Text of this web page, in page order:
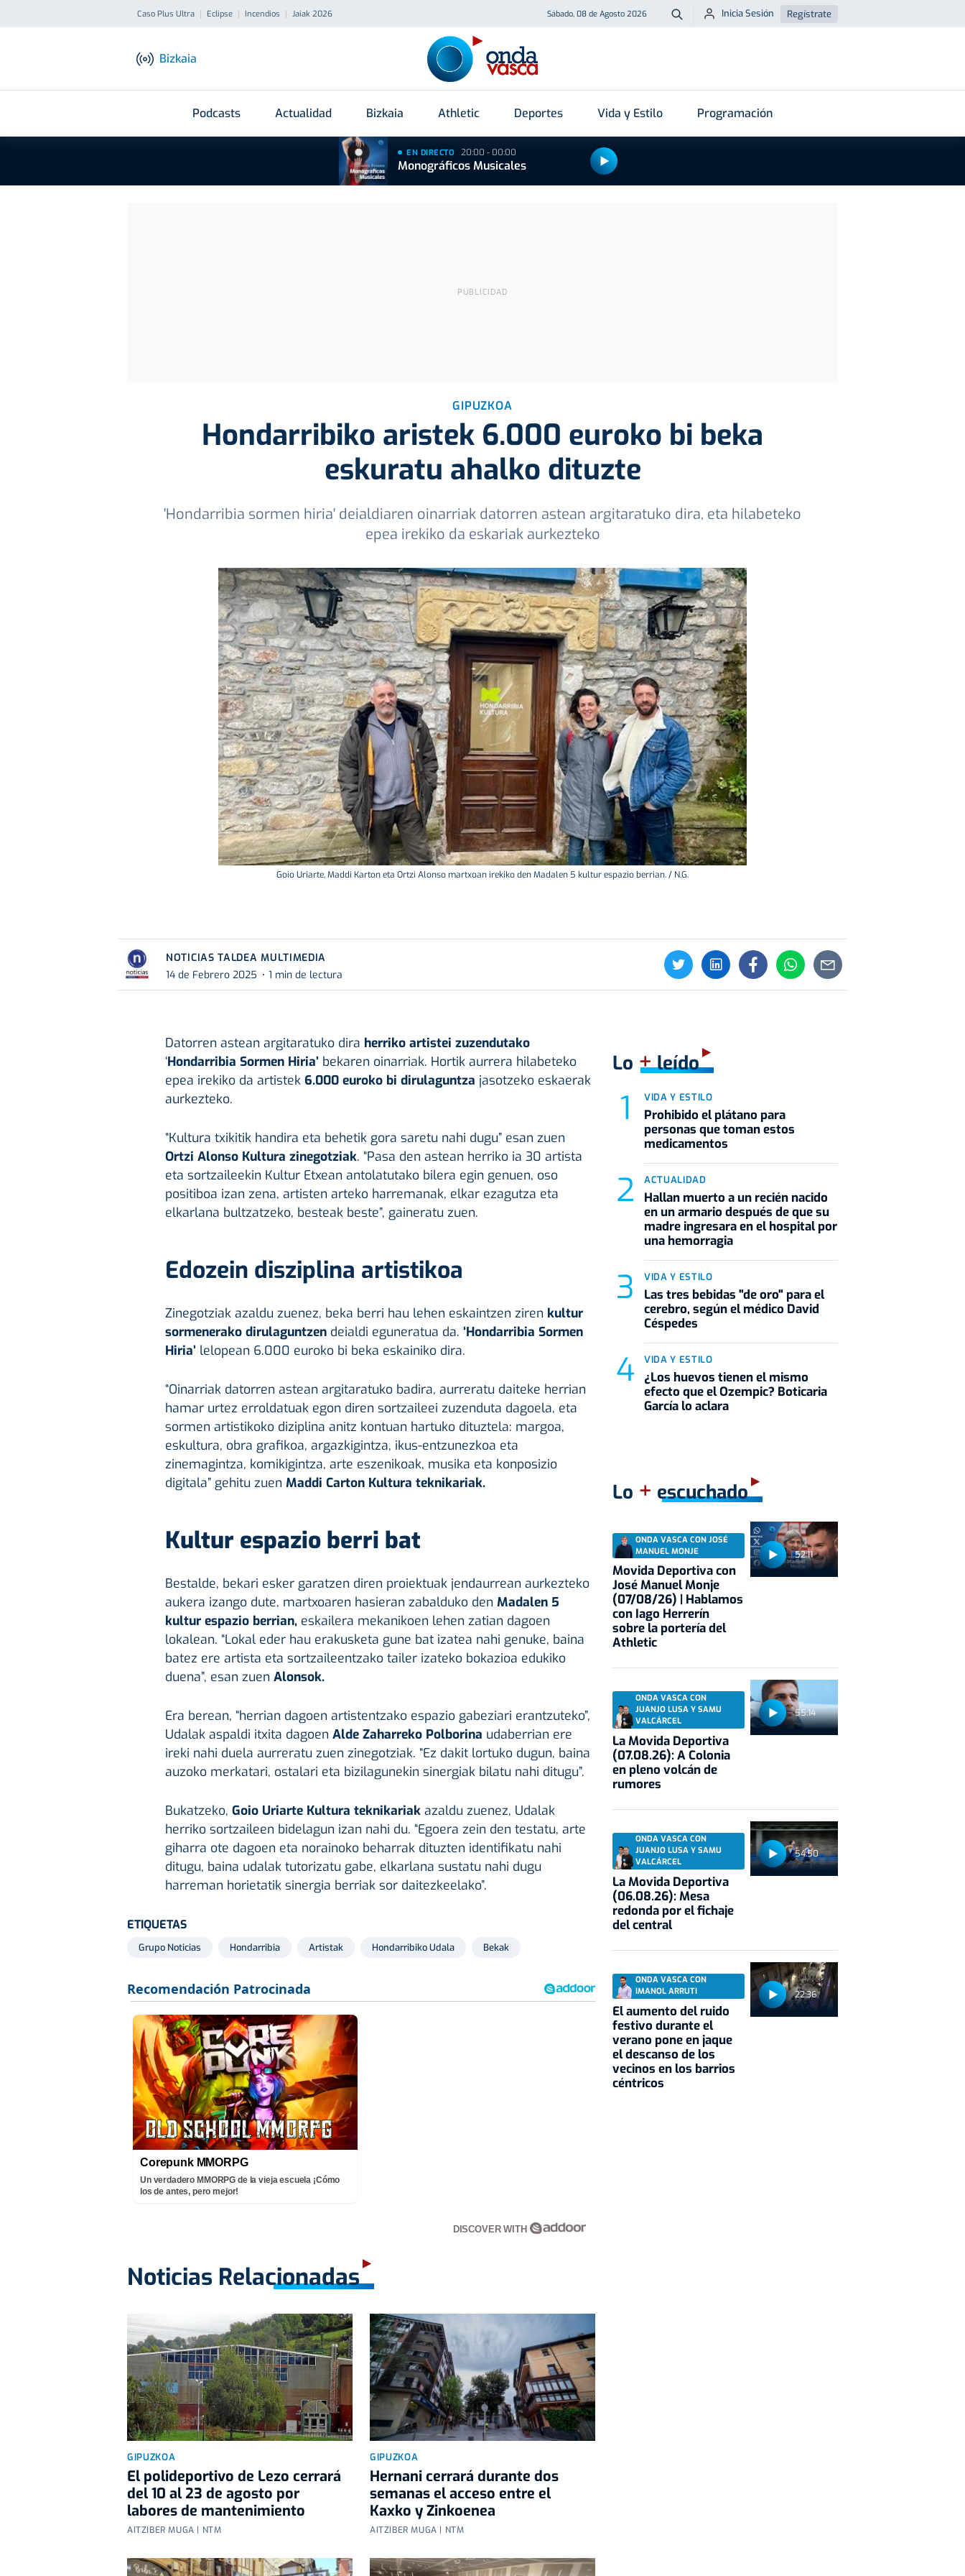
Caso Plus Ultra Eclipse Incendios Jaiak 2026 Sábado, 08 de Agosto 2026 Buscar
Inicia Sesión Regístrate
Bizkaia
Podcasts Actualidad Bizkaia Athletic Deportes Vida y Estilo Programación
EN DIRECTO 20:00 - 00:00
Monográficos Musicales
GIPUZKOA
Hondarribiko aristek 6.000 euroko bi beka
eskuratu ahalko dituzte
'Hondarribia sormen hiria' deialdiaren oinarriak datorren astean argitaratuko dira, eta hilabeteko
epea irekiko da eskariak aurkezteko
Goio Uriarte, Maddi Karton eta Ortzi Alonso martxoan irekiko den Madalen 5 kultur espazio berrian. / N.G.
NOTICIAS TALDEA MULTIMEDIA
14 de Febrero 2025
1 min de lectura
Datorren astean argitaratuko dira herriko artistei zuzendutako
‘Hondarribia Sormen Hiria’ bekaren oinarriak. Hortik aurrera hilabeteko
epea irekiko da artistek6.000 euroko bi dirulaguntza jasotzeko eskaerak
aurkezteko.
“Kultura txikitik handira eta behetik gora saretu nahi dugu” esan zuen
Ortzi Alonso Kultura zinegotziak. “Pasa den astean herriko ia 30 artista
eta sortzaileekin Kultur Etxean antolatutako bilera egin genuen, oso
positiboa izan zena, artisten arteko harremanak, elkar ezagutza eta
elkarlana bultzatzeko, besteak beste”, gaineratu zuen.
Edozein disziplina artistikoa
Zinegotziak azaldu zuenez, beka berri hau lehen eskaintzen ziren kultur
sormenerako dirulaguntzendeialdi eguneratua da. ‘Hondarribia Sormen
Hiria’ lelopean 6.000 euroko bi beka eskainiko dira.
“Oinarriak datorren astean argitaratuko badira, aurreratu daiteke herrian
hamar urtez erroldatuak egon diren sortzaileei zuzenduta dagoela, eta
sormen artistikoko diziplina anitz kontuan hartuko dituztela: margoa,
eskultura, obra grafikoa, argazkigintza, ikus-entzunezkoa eta
zinemagintza, komikigintza, arte eszenikoak, musika eta konposizio
digitala” gehitu zuen Maddi Carton Kultura teknikariak.
Kultur espazio berri bat
Bestalde, bekari esker garatzen diren proiektuak jendaurrean aurkezteko
aukera izango dute, martxoaren hasieran zabalduko den Madalen 5
kultur espazio berrian, eskailera mekanikoen lehen zatian dagoen
lokalean. “Lokal eder hau erakusketa gune bat izatea nahi genuke, baina
batez ere artista eta sortzaileentzako tailer izateko bokazioa edukiko
duena”, esan zuen Alonsok.
Era berean, “herrian dagoen artistentzako espazio gabeziari erantzuteko”,
Udalak aspaldi itxita dagoen Alde Zaharreko Polborina udaberrian ere
ireki nahi duela aurreratu zuen zinegotziak. “Ez dakit lortuko dugun, baina
auzoko merkatari, ostalari eta bizilagunekin sinergiak bilatu nahi ditugu”.
Bukatzeko, Goio Uriarte Kultura teknikariak azaldu zuenez, Udalak
herriko sortzaileen bidelagun izan nahi du. “Egoera zein den testatu, arte
giharra ote dagoen eta norainoko beharrak dituzten identifikatu nahi
ditugu, baina udalak tutorizatu gabe, elkarlana sustatu nahi dugu
harreman horietatik sinergia berriak sor daitezkeelako”.
ETIQUETAS
Grupo Noticias Hondarribia Artistak Hondarribiko Udala Bekak
Corepunk MMORPG
Un verdadero MMORPG de la vieja escuela ¡Cómo
los de antes, pero mejor!
DISCOVER WITH
Noticias Relacionadas
GIPUZKOA
El polideportivo de Lezo cerrará
del 10 al 23 de agosto por
labores de mantenimiento
AITZIBER MUGA | NTM
GIPUZKOA
Hernani cerrará durante dos
semanas el acceso entre el
Kaxko y Zinkoenea
AITZIBER MUGA | NTM
Lo +leído
VIDA Y ESTILO
Prohibido el plátano para
personas que toman estos
medicamentos
ACTUALIDAD
Hallan muerto a un recién nacido
en un armario después de que su
madre ingresara en el hospital por
una hemorragia
VIDA Y ESTILO
Las tres bebidas "de oro" para el
cerebro, según el médico David
Céspedes
VIDA Y ESTILO
¿Los huevos tienen el mismo
efecto que el Ozempic? Boticaria
García lo aclara
Lo + escuchado
52:11
ONDA VASCA CON JOSÉ
MANUEL MONJE
Movida Deportiva con
José Manuel Monje
(07/08/26) | Hablamos
con Iago Herrerín
sobre la portería del
Athletic
55:14
ONDA VASCA CON
JUANJO LUSA Y SAMU
VALCÁRCEL
La Movida Deportiva
(07.08.26): A Colonia
en pleno volcán de
rumores
54:50
ONDA VASCA CON
JUANJO LUSA Y SAMU
VALCÁRCEL
La Movida Deportiva
(06.08.26): Mesa
redonda por el fichaje
del central
22:36
ONDA VASCA CON
IMANOL ARRUTI
El aumento del ruido
festivo durante el
verano pone en jaque
el descanso de los
vecinos en los barrios
céntricos